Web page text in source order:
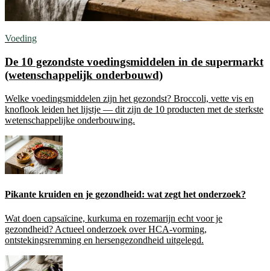
Voeding
De 10 gezondste voedingsmiddelen in de supermarkt
(wetenschappelijk onderbouwd)
Welke voedingsmiddelen zijn het gezondst? Broccoli, vette vis en
knoflook leiden het lijstje — dit zijn de 10 producten met de sterkste
wetenschappelijke onderbouwing.
Pikante kruiden en je gezondheid: wat zegt het onderzoek?
Wat doen capsaïcine, kurkuma en rozemarijn echt voor je
gezondheid? Actueel onderzoek over HCA-vorming,
ontstekingsremming en hersengezondheid uitgelegd.